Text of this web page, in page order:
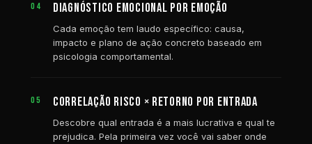
04 DIAGNÓSTICO EMOCIONAL POR EMOÇÃO
Cada emoção tem laudo específico: causa,
impacto e plano de ação concreto baseado em
psicologia comportamental.
05 CORRELAÇÃO RISCO × RETORNO POR ENTRADA
Descobre qual entrada é a mais lucrativa e qual te
prejudica. Pela primeira vez você vai saber onde